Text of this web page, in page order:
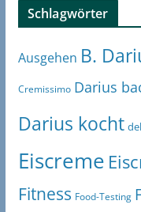
Schlagwörter
Ausgehen B.
Cremissimo Darius
Darius kocht
Eiscreme
Fitness Food-Testing